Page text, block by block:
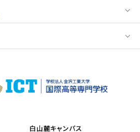
白山麓キャンパス